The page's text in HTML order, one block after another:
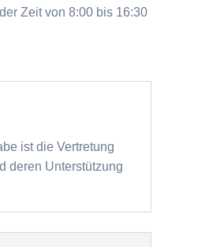
Zeit von 8:00 bis 16:30
ist die Vertretung
deren Unterstützung